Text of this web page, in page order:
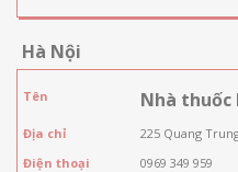
Hà Nội
Tên Nhà thuốc
Địa chỉ
225 Quang
Điện thoại
0969 349 959